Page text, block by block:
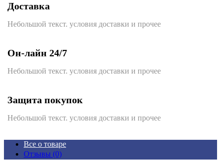
Доставка
Небольшой текст. условия доставки и прочее
Он-лайн 24/7
Небольшой текст. условия доставки и прочее
Защита покупок
Небольшой текст. условия доставки и прочее
Все о товаре
Отзывы (0)